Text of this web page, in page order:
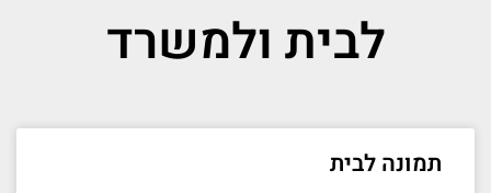
לבית ולמשרד
תמונה לבית